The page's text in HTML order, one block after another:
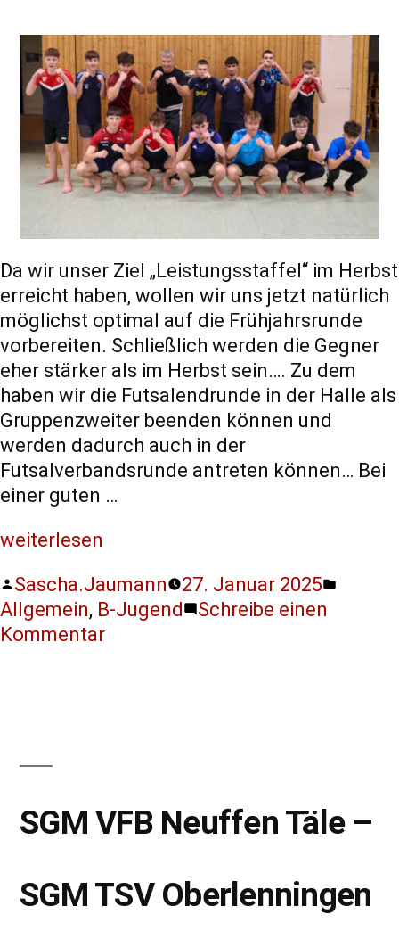
Da wir unser Ziel „Leistungsstaffel“ im Herbst
erreicht haben, wollen wir uns jetzt natürlich
möglichst optimal auf die Frühjahrsrunde
vorbereiten. Schließlich werden die Gegner
eher stärker als im Herbst sein…. Zu dem
haben wir die Futsalendrunde in der Halle als
Gruppenzweiter beenden können und
werden dadurch auch in der
Futsalverbandsrunde antreten können… Bei
einer guten …
weiterlesen
Sascha.Jaumann
27. Januar 2025
Allgemein, B-Jugend
Schreibe einen
Kommentar
SGM VFB Neuffen Täle –
SGM TSV Oberlenningen